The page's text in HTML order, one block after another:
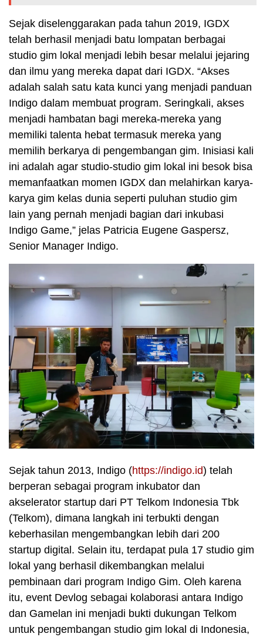
Sejak diselenggarakan pada tahun 2019, IGDX
telah berhasil menjadi batu lompatan berbagai
studio gim lokal menjadi lebih besar melalui jejaring
dan ilmu yang mereka dapat dari IGDX. “Akses
adalah salah satu kata kunci yang menjadi panduan
Indigo dalam membuat program. Seringkali, akses
menjadi hambatan bagi mereka-mereka yang
memiliki talenta hebat termasuk mereka yang
memilih berkarya di pengembangan gim. Inisiasi kali
ini adalah agar studio-studio gim lokal ini besok bisa
memanfaatkan momen IGDX dan melahirkan karya-
karya gim kelas dunia seperti puluhan studio gim
lain yang pernah menjadi bagian dari inkubasi
Indigo Game,” jelas Patricia Eugene Gaspersz,
Senior Manager Indigo.
Sejak tahun 2013, Indigo (https://indigo.id) telah
berperan sebagai program inkubator dan
akselerator startup dari PT Telkom Indonesia Tbk
(Telkom), dimana langkah ini terbukti dengan
keberhasilan mengembangkan lebih dari 200
startup digital. Selain itu, terdapat pula 17 studio gim
lokal yang berhasil dikembangkan melalui
pembinaan dari program Indigo Gim. Oleh karena
itu, event Devlog sebagai kolaborasi antara Indigo
dan Gamelan ini menjadi bukti dukungan Telkom
untuk pengembangan studio gim lokal di Indonesia,